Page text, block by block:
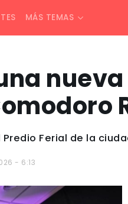
MÁS TEMAS
Ferial de la
- 6:13